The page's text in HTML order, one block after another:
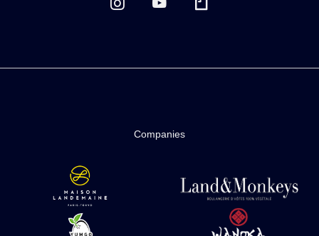
Companies